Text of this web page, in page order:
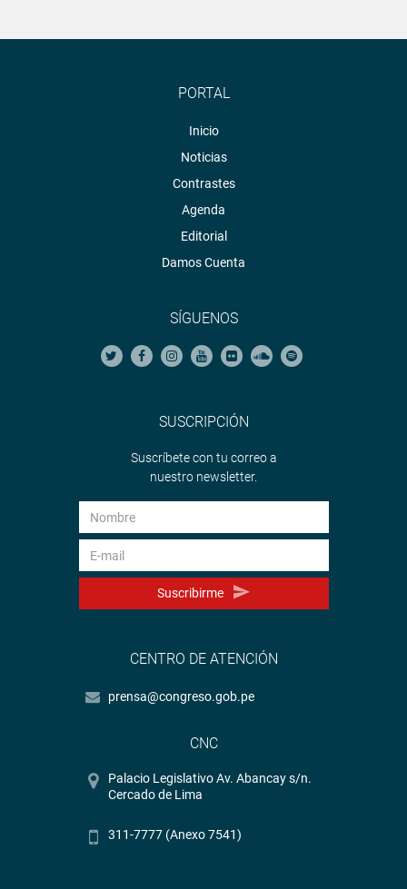
PORTAL
Inicio
Noticias
Contrastes
Agenda
Editorial
Damos Cuenta
SÍGUENOS
SUSCRIPCIÓN
Suscríbete con tu correo a
nuestro newsletter.
Suscribirme
CENTRO DE ATENCIÓN
prensa@congreso.gob.pe
CNC
Palacio Legislativo Av. Abancay s/n.
Cercado de Lima
311-7777 (Anexo 7541)